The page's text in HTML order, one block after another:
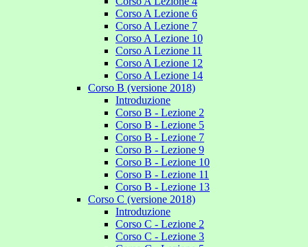
Corso A Lezione 6
Corso A Lezione 7
Corso A Lezione 10
Corso A Lezione 11
Corso A Lezione 12
Corso A Lezione 14
Corso B (versione 2018)
Introduzione
Corso B - Lezione 2
Corso B - Lezione 5
Corso B - Lezione 7
Corso B - Lezione 9
Corso B - Lezione 10
Corso B - Lezione 11
Corso B - Lezione 13
Corso C (versione 2018)
Introduzione
Corso C - Lezione 2
Corso C - Lezione 3